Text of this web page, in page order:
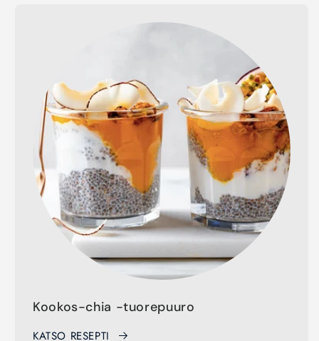
Kookos-chia -tuorepuuro
KATSO RESEPTI